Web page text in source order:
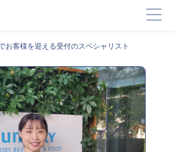
理由
サービス
の価値向上
ティング
お客様を迎える受付のスペシャリスト